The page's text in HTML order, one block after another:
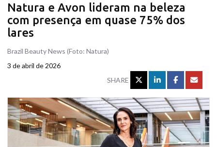
Natura e Avon lideram na beleza
com presença em quase 75% dos
lares
Brazil Beauty News (Foto: Natura)
3 de abril de 2026
SHARE